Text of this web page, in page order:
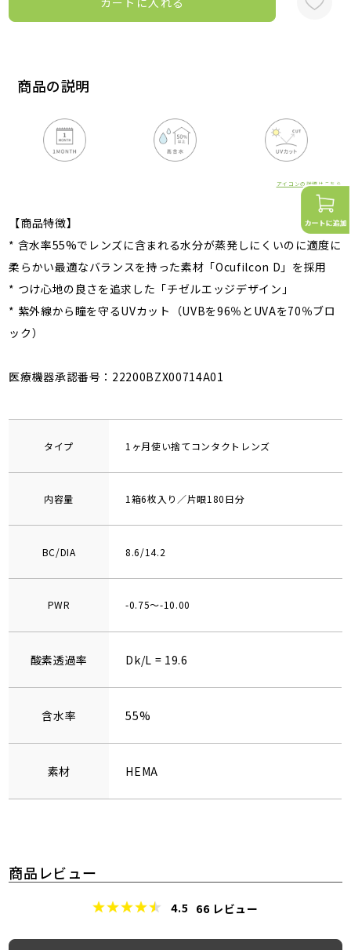
商品の説明
アイコンの詳細はこちら
【商品特徴】
* 含水率55%でレンズに含まれる水分が蒸発しにくいのに適度に
柔らかい最適なバランスを持った素材「Ocufilcon D」を採用
* つけ心地の良さを追求した「チゼルエッジデザイン」
* 紫外線から瞳を守るUVカット（UVBを96％とUVAを70％ブロ
ック）
医療機器承認番号：22200BZX00714A01
タイプ 1ヶ月使い捨てコンタクトレンズ
内容量 1箱6枚入り／片眼180日分
BC/DIA 8.6/14.2
PWR -0.75～-10.00
酸素透過率 Dk/L = 19.6
含水率 55%
素材 HEMA
商品レビュー
4.5 66 レビュー